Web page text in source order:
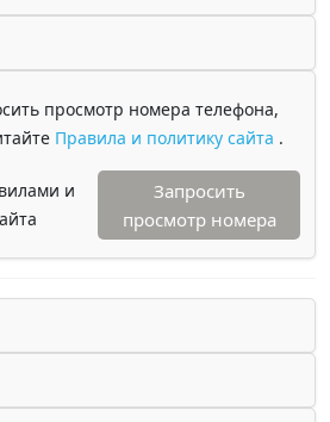
просмотр номера телефона,
Правила и политику сайта .
и
Запросить
просмотр номера